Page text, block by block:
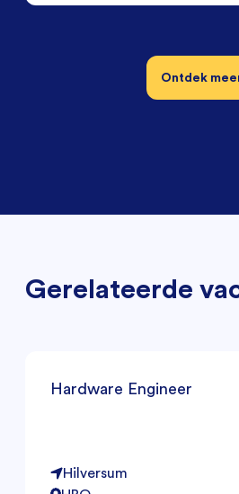
Ontdek
Gerelateerde
Hardware Engineer
Hilversum